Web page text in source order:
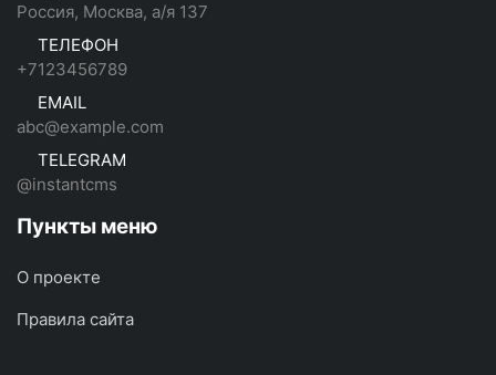
Россия, Москва, а/я 137
ТЕЛЕФОН
+7123456789
EMAIL
abc@example.com
TELEGRAM
@instantcms
Пункты меню
О проекте
Правила сайта